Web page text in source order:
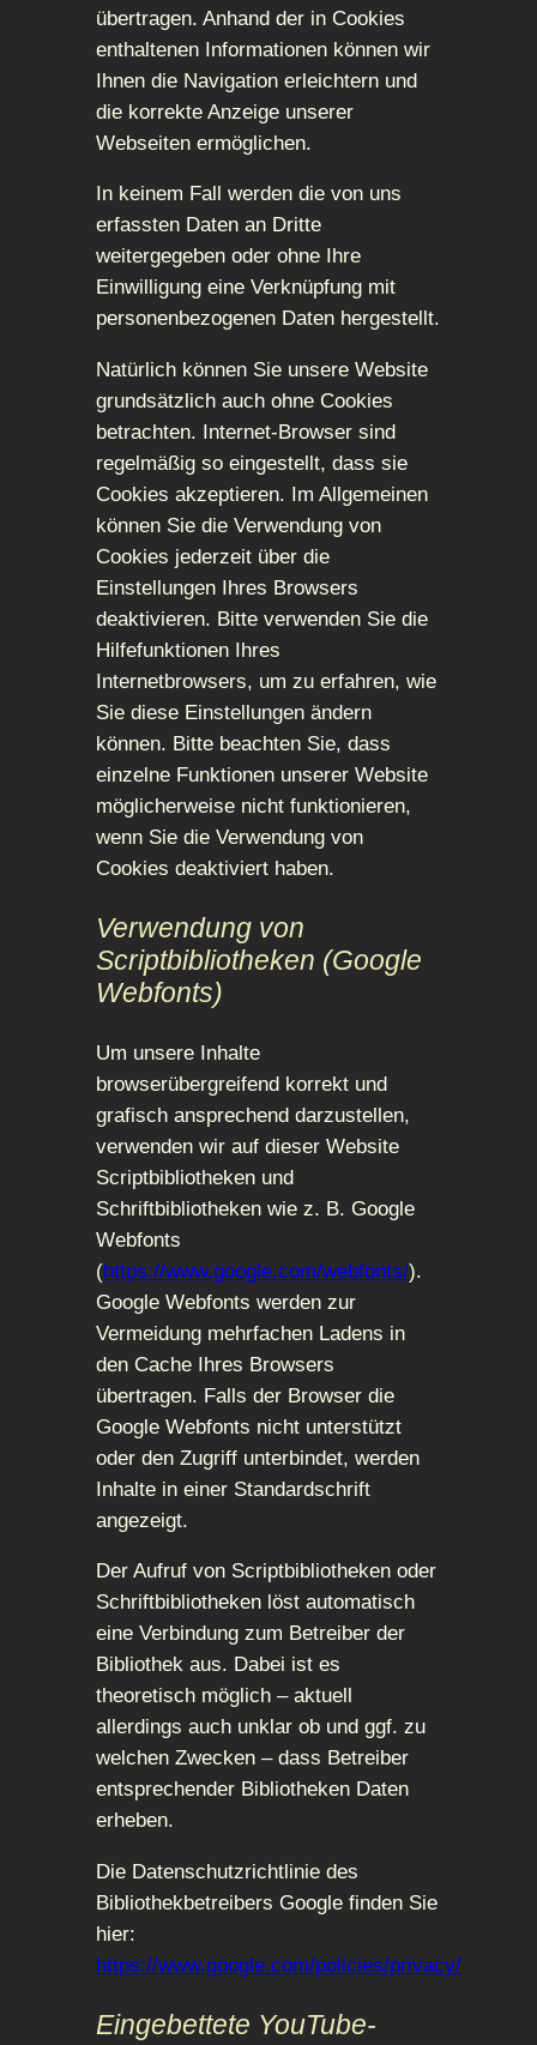
übertragen. Anhand der in Cookies
enthaltenen Informationen können wir
Ihnen die Navigation erleichtern und
die korrekte Anzeige unserer
Webseiten ermöglichen.
In keinem Fall werden die von uns
erfassten Daten an Dritte
weitergegeben oder ohne Ihre
Einwilligung eine Verknüpfung mit
personenbezogenen Daten hergestellt.
Natürlich können Sie unsere Website
grundsätzlich auch ohne Cookies
betrachten. Internet-Browser sind
regelmäßig so eingestellt, dass sie
Cookies akzeptieren. Im Allgemeinen
können Sie die Verwendung von
Cookies jederzeit über die
Einstellungen Ihres Browsers
deaktivieren. Bitte verwenden Sie die
Hilfefunktionen Ihres
Internetbrowsers, um zu erfahren, wie
Sie diese Einstellungen ändern
können. Bitte beachten Sie, dass
einzelne Funktionen unserer Website
möglicherweise nicht funktionieren,
wenn Sie die Verwendung von
Cookies deaktiviert haben.
Verwendung von
Scriptbibliotheken (Google
Webfonts)
Um unsere Inhalte
browserübergreifend korrekt und
grafisch ansprechend darzustellen,
verwenden wir auf dieser Website
Scriptbibliotheken und
Schriftbibliotheken wie z. B. Google
Webfonts
(https://www.google.com/webfonts/).
Google Webfonts werden zur
Vermeidung mehrfachen Ladens in
den Cache Ihres Browsers
übertragen. Falls der Browser die
Google Webfonts nicht unterstützt
oder den Zugriff unterbindet, werden
Inhalte in einer Standardschrift
angezeigt.
Der Aufruf von Scriptbibliotheken oder
Schriftbibliotheken löst automatisch
eine Verbindung zum Betreiber der
Bibliothek aus. Dabei ist es
theoretisch möglich – aktuell
allerdings auch unklar ob und ggf. zu
welchen Zwecken – dass Betreiber
entsprechender Bibliotheken Daten
erheben.
Die Datenschutzrichtlinie des
Bibliothekbetreibers Google finden Sie
hier:
https://www.google.com/policies/privacy/
Eingebettete YouTube-